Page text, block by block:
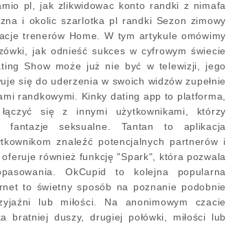
pl, jak zlikwidowac konto randki z nimafa
i okolic szarlotka pl randki Sezon zimowy
trenerów Home. W tym artykule omówimy
jak odnieść sukces w cyfrowym świecie
Show może już nie być w telewizji, jego
się do uderzenia w swoich widzów zupełnie
randkowymi. Kinky dating app to platforma,
się z innymi użytkownikami, którzy
fantazje seksualne. Tantan to aplikacja
znaleźć potencjalnych partnerów i
również funkcję "Spark", która pozwala
OkCupid to kolejna popularna
to świetny sposób na poznanie podobnie
lub miłości. Na anonimowym czacie
bratniej duszy, drugiej połówki, miłości lub